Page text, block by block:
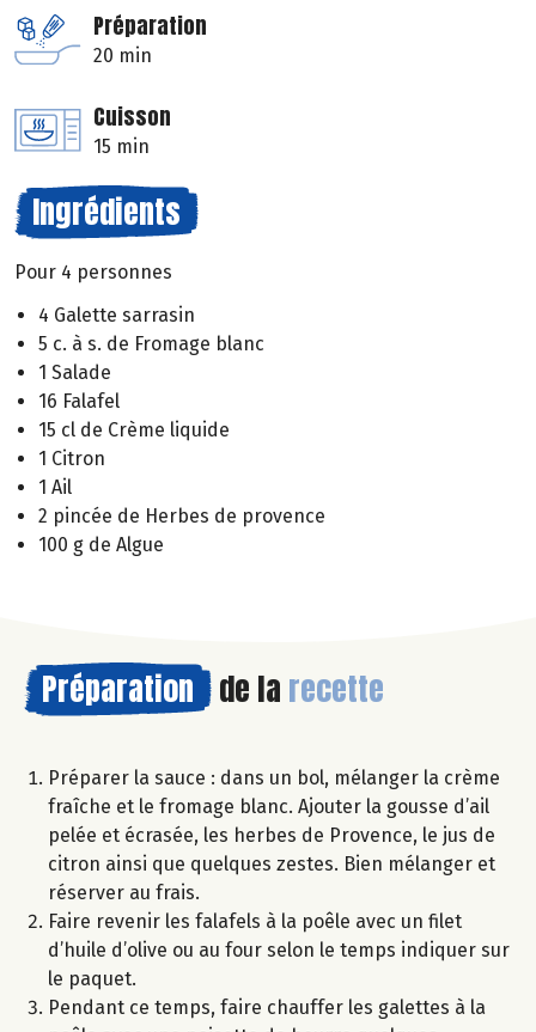
Préparation
20 min
Cuisson
15 min
Ingrédients
Pour 4 personnes
4 Galette sarrasin
5 c. à s. de Fromage blanc
1 Salade
16 Falafel
15 cl de Crème liquide
1 Citron
1 Ail
2 pincée de Herbes de provence
100 g de Algue
Préparation de la recette
Préparer la sauce : dans un bol, mélanger la crème
fraîche et le fromage blanc. Ajouter la gousse d’ail
pelée et écrasée, les herbes de Provence, le jus de
citron ainsi que quelques zestes. Bien mélanger et
réserver au frais.
Faire revenir les falafels à la poêle avec un filet
d’huile d’olive ou au four selon le temps indiquer sur
le paquet.
Pendant ce temps, faire chauffer les galettes à la